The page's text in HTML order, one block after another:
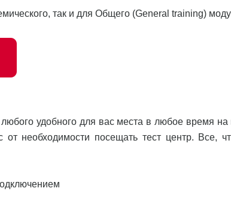
так и для Общего (General training)
удобного для вас места в любое время
от необходимости посещать тест центр. Все,